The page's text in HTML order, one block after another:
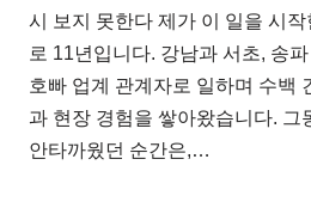
시 보지 못한다 제가 이 일을 시작
로 11년입니다. 강남과 서초, 송
호빠 업계 관계자로 일하며 수백
과 현장 경험을 쌓아왔습니다. 그
안타까웠던 순간은,…